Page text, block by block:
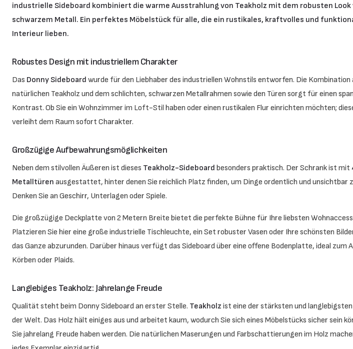
industrielle Sideboard kombiniert die warme Ausstrahlung von Teakholz mit dem robusten Look
schwarzem Metall. Ein perfektes Möbelstück für alle, die ein rustikales, kraftvolles und
Interieur lieben.
Robustes Design mit industriellem Charakter
Das Donny Sideboard wurde für den Liebhaber des industriellen Wohnstils entworfen. Die Kombination
natürlichen Teakholz und dem schlichten, schwarzen Metallrahmen sowie den Türen sorgt für einen
Kontrast. Ob Sie ein Wohnzimmer im Loft-Stil haben oder einen rustikalen Flur einrichten möchten;
verleiht dem Raum sofort Charakter.
Großzügige Aufbewahrungsmöglichkeiten
Neben dem stilvollen Äußeren ist dieses Teakholz-Sideboard besonders praktisch. Der Schrank ist mit
Metalltüren ausgestattet, hinter denen Sie reichlich Platz finden, um Dinge ordentlich und unsichtbar
Denken Sie an Geschirr, Unterlagen oder Spiele.
Die großzügige Deckplatte von 2 Metern Breite bietet die perfekte Bühne für Ihre liebsten
Platzieren Sie hier eine große industrielle Tischleuchte, ein Set robuster Vasen oder Ihre schönsten
das Ganze abzurunden. Darüber hinaus verfügt das Sideboard über eine offene Bodenplatte, ideal zum
Körben oder Plaids.
Langlebiges Teakholz: Jahrelange Freude
Qualität steht beim Donny Sideboard an erster Stelle. Teakholz ist eine der stärksten und
der Welt. Das Holz hält einiges aus und arbeitet kaum, wodurch Sie sich eines Möbelstücks sicher sein
Sie jahrelang Freude haben werden. Die natürlichen Maserungen und Farbschattierungen im Holz